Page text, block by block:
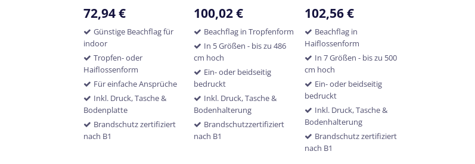
72,94€
Günstige Beachflag für
indoor
Tropfen- oder
Haiflossenform
Für einfache Ansprüche
Inkl. Druck, Tasche &
Bodenplatte
Brandschutz zertifiziert
nach B1
100,02€
Beachflag in Tropfenform
In 5 Größen - bis zu 486
cm hoch
Ein- oder beidseitig
bedruckt
Inkl. Druck, Tasche &
Bodenhalterung
Brandschutzzertifiziert
nach B1
102,56€
Beachflag in
Haiflossenform
In 7 Größen - bis zu 500
cm hoch
Ein- oder beidseitig
bedruckt
Inkl. Druck, Tasche &
Bodenhalterung
Brandschutz zertifiziert
nach B1